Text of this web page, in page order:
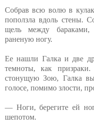
Собрав всю волю в
поползла вдоль стены.
щель между бараками,
раненую ногу.
Ее нашли Галка и две
темноты, как
стонущую Зою, Галка
голосе, помимо злости,
— Ноги, берегите ей
шепотом.